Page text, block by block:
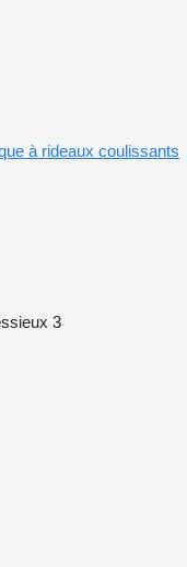
à rideaux coulissants
3